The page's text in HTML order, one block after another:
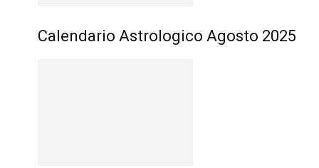
Calendario Astrologico Agosto 2025